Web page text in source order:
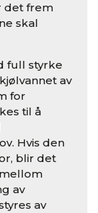
det frem
skal
full styrke
av
for
til å
Hvis den
blir det
av
av